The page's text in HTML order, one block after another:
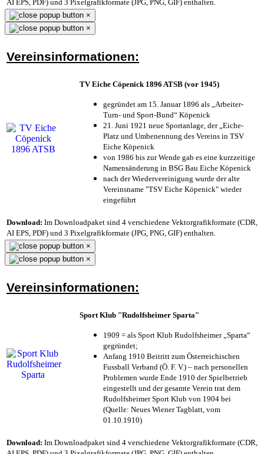
AI EPS, PDF) und 3 Pixelgrafikformate (JPG, PNG, GIF) enthalten.
×
×
Vereinsinformationen:
TV Eiche Cöpenick 1896 ATSB (vor 1945)
gegründet am 15. Januar 1896 als „Arbeiter-
Turn- und Sport-Bund“ Köpenick
21. Juni 1921 neue Sportanlage, der „Eiche-
Platz und Umbenennung des Vereins in TSV
Eiche Köpenick
von 1986 bis zur Wende gab es eine kurzzeitige
Namensänderung in BSG Bau Eiche Köpenick
nach der Wiedervereinigung wurde der alte
Vereinsname "TSV Eiche Köpenick" wieder
eingeführt
Download: Im Downloadpaket sind 4 verschiedene Vektorgrafikformate (CDR,
AI EPS, PDF) und 3 Pixelgrafikformate (JPG, PNG, GIF) enthalten.
×
×
Vereinsinformationen:
Sport Klub "Rudolfsheimer Sparta"
1909 = als Sport Klub Rudolfsheimer „Sparta“
gegründet;
Anfang 1910 Beitritt zum Österreichischen
Fussball Verband (Ö. F. V.) – nach personellen
Problemen wurde Ende 1910 der Spielbetrieb
eingestellt und der gesamte Verein trat dem
Rudolfsheimer Sport Klub von 1904 bei
(Quelle: Neues Wiener Tagblatt, vom
01.10.1910)
Download: Im Downloadpaket sind 4 verschiedene Vektorgrafikformate (CDR,